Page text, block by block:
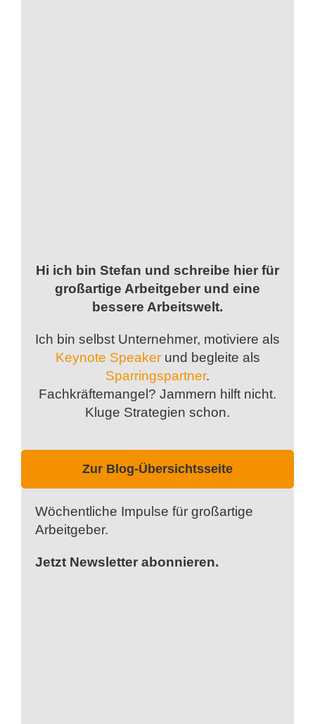
Hi ich bin Stefan und schreibe hier für
großartige Arbeitgeber und eine
bessere Arbeitswelt.
Ich bin selbst Unternehmer, motiviere als
Keynote Speakerund begleite als
Sparringspartner.
Fachkräftemangel? Jammern hilft nicht.
Kluge Strategien schon.
Zur Blog-Übersichtsseite
Wöchentliche Impulse für großartige
Arbeitgeber.
Jetzt Newsletter abonnieren.